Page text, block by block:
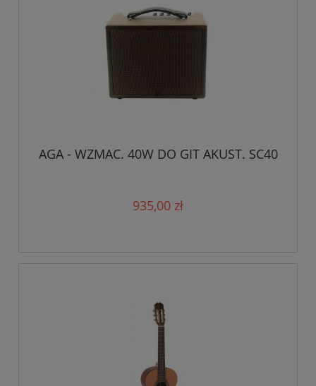
AGA - WZMAC. 40W DO GIT AKUST. SC40
935,00 zł